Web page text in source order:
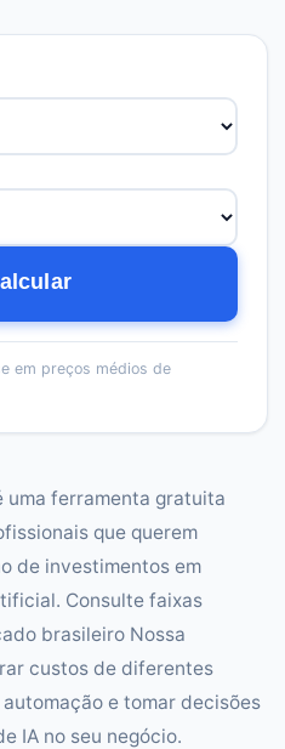
em preços médios de
uma ferramenta gratuita
que querem
de investimentos em
Consulte faixas
brasileiro Nossa
custos de diferentes
e tomar decisões
IA no seu negócio.